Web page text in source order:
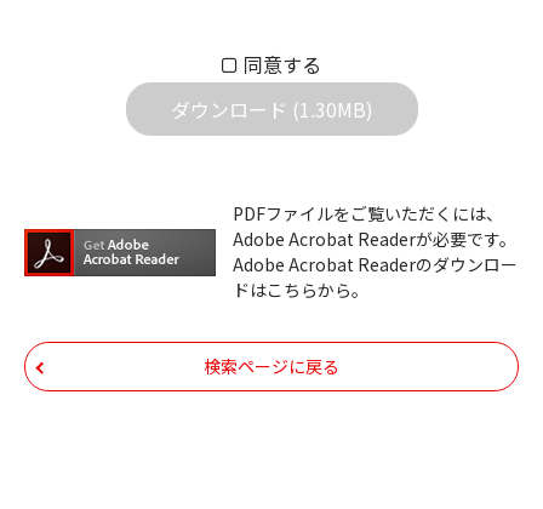
社は一切の責任を負いません。また、ファイ
ルの内容などの変更は一切行わないでくださ
機器のコントロールコマンドの仕様書、およ
びその他すべてのダウンロードファイルにつ
いての著作権を含むすべての権利は、アイコ
帰属します。ダウンロードしたファイルは、
個人で使用される以外にはご使用できませ
同意する
ダウンロード (1.30MB)
PDFファイルをご覧いただくには、
Adobe Acrobat Readerが必要です。
Adobe Acrobat Readerのダウンロー
ドはこちらから。
検索ページに戻る